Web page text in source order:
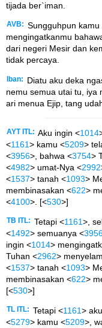
tijada ber`iman.
AVB: Sungguhpun
mengingatkanmu
dari negeri Mesir dan
tidak percaya.
Iban:
Diatu aku deka
nemu semua utai tu, iya
ari menua Ejip, tang
AYT ITL: Aku ingin <1014
<1161> kamu <5209>
<3956>, bahwa <3754>
<4982> umat-Nya <2992
<1537> tanah <1093>
membinasakan <622>
<4100>. [<530>]
TB ITL: Tetapi <1161>,
<1492> semuanya <
ingin <1014>
Tuhan <2962>
<1537> tanah <1093>
membinasakan <622>
[<530>]
TL ITL: Tetapi <1161>
<5279> kamu <5209>,